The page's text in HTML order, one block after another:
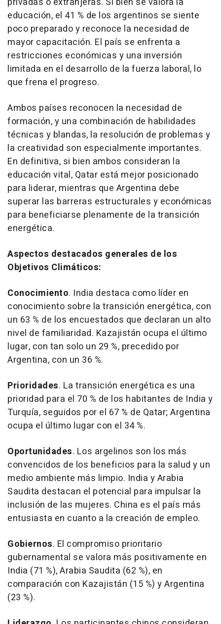
educación, el 41 % de los argentinos se siente
poco preparado y reconoce la necesidad de
mayor capacitación. El país se enfrenta a
restricciones económicas y una inversión
limitada en el desarrollo de la fuerza laboral, lo
que frena el progreso.
Ambos países reconocen la necesidad de
formación, y una combinación de habilidades
técnicas y blandas, la resolución de problemas y
la creatividad son especialmente importantes.
En definitiva, si bien ambos consideran la
educación vital, Qatar está mejor posicionado
para liderar, mientras que Argentina debe
superar las barreras estructurales y económicas
para beneficiarse plenamente de la transición
energética.
Aspectos destacados generales de los
Objetivos Climáticos:
Conocimiento. India destaca como líder en
conocimiento sobre la transición energética, con
un 63 % de los encuestados que declaran un alto
nivel de familiaridad. Kazajistán ocupa el último
lugar, con tan solo un 29 %, precedido por
Argentina, con un 36 %.
Prioridades. La transición energética es una
prioridad para el 70 % de los habitantes de India y
Turquía, seguidos por el 67 % de Qatar; Argentina
ocupa el último lugar con el 34 %.
Oportunidades. Los argelinos son los más
convencidos de los beneficios para la salud y un
medio ambiente más limpio. India y Arabia
Saudita destacan el potencial para impulsar la
inclusión de las mujeres. China es el país más
entusiasta en cuanto a la creación de empleo.
Gobiernos. El compromiso prioritario
gubernamental se valora más positivamente en
India (71 %), Arabia Saudita (62 %), en
comparación con Kazajistán (15 %) y Argentina
(23 %).